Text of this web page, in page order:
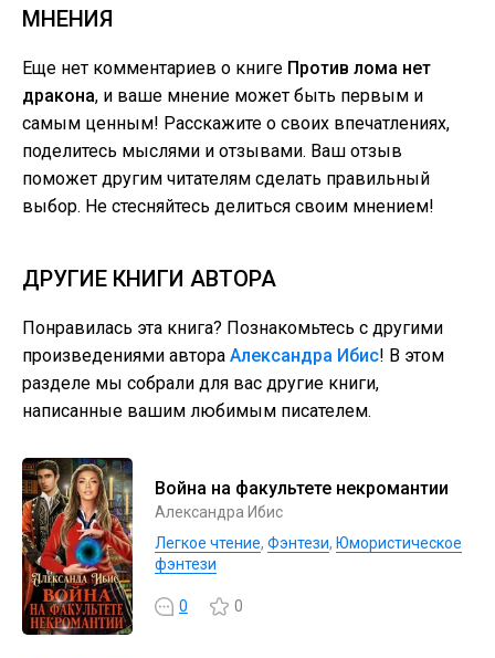
МНЕНИЯ
Еще нет комментариев о книге Против лома нет
дракона, и ваше мнение может быть первым и
самым ценным! Расскажите о своих впечатлениях,
поделитесь мыслями и отзывами. Ваш отзыв
поможет другим читателям сделать правильный
выбор. Не стесняйтесь делиться своим мнением!
ДРУГИЕ КНИГИ АВТОРА
Понравилась эта книга? Познакомьтесь с другими
произведениями автора Александра Ибис! В этом
разделе мы собрали для вас другие книги,
написанные вашим любимым писателем.
Война на факультете некромантии
Александра Ибис
Легкое чтение, Фэнтези, Юмористическое
фэнтези
0 0